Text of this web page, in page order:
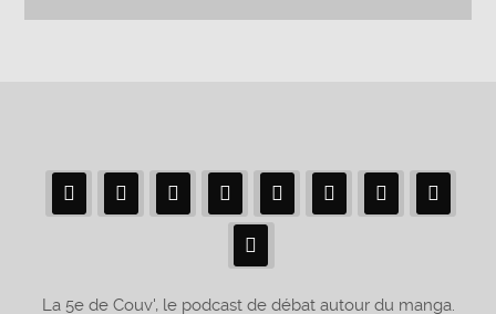
La 5e de Couv', le podcast de débat autour du manga.